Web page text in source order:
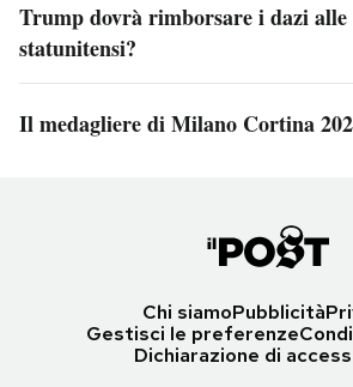
Trump dovrà rimborsare i dazi alle
statunitensi?
Il medagliere di Milano Cortina
Chi siamoPubblicità
Gestisci le preferenze
Dichiarazione di